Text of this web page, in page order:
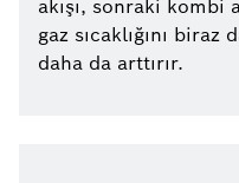
akışı, sonraki kombi
gaz sıcaklığını
daha da arttırır.